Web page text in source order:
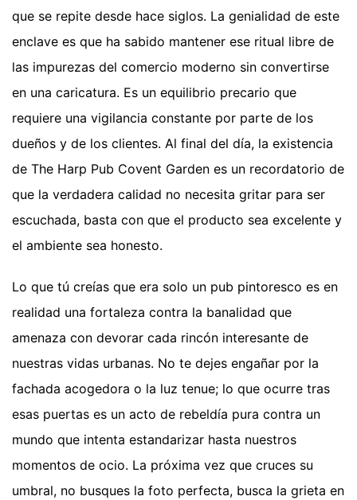
que se repite desde hace siglos. La genialidad de este
enclave es que ha sabido mantener ese ritual libre de
las impurezas del comercio moderno sin convertirse
en una caricatura. Es un equilibrio precario que
requiere una vigilancia constante por parte de los
dueños y de los clientes. Al final del día, la existencia
de The Harp Pub Covent Garden es un recordatorio de
que la verdadera calidad no necesita gritar para ser
escuchada, basta con que el producto sea excelente y
el ambiente sea honesto.
Lo que tú creías que era solo un pub pintoresco es en
realidad una fortaleza contra la banalidad que
amenaza con devorar cada rincón interesante de
nuestras vidas urbanas. No te dejes engañar por la
fachada acogedora o la luz tenue; lo que ocurre tras
esas puertas es un acto de rebeldía pura contra un
mundo que intenta estandarizar hasta nuestros
momentos de ocio. La próxima vez que cruces su
umbral, no busques la foto perfecta, busca la grieta en